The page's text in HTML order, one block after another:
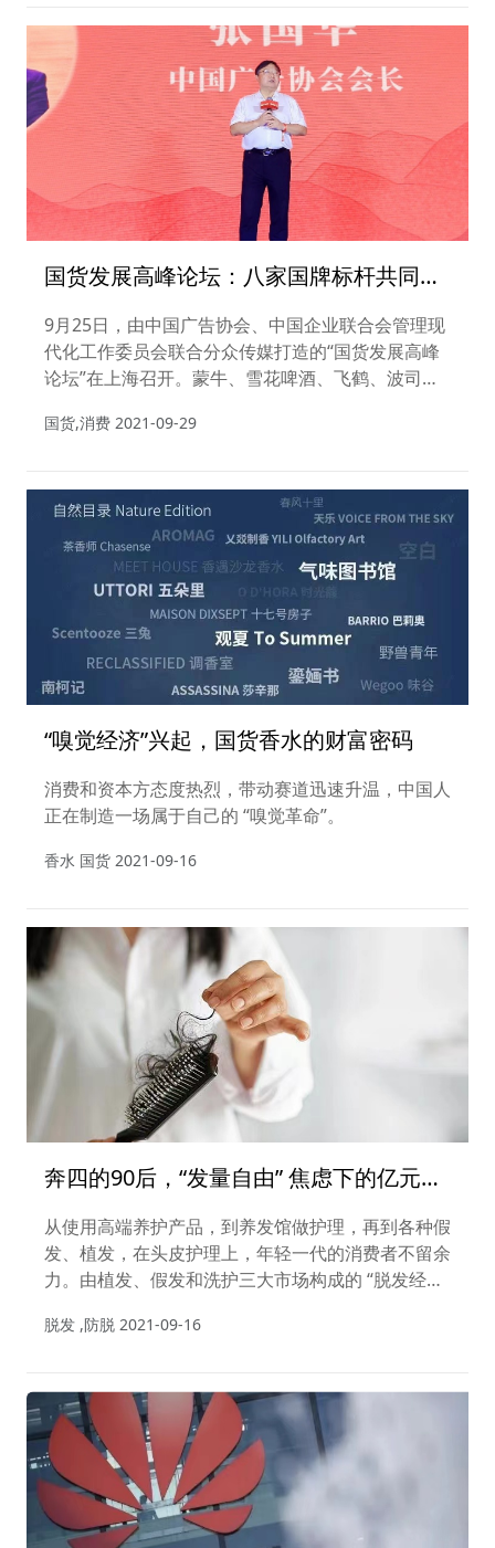
国货发展高峰论坛：八家国牌标杆共同揭
秘国牌崛起的中国方法
9月25日，由中国广告协会、中国企业联合会管理现
代化工作委员会联合分众传媒打造的“国货发展高峰
论坛”在上海召开。蒙牛、雪花啤酒、飞鹤、波司
代表品牌齐聚上海，向在场的数百位企业家及高管，
起，成就民族自豪。
国货,消费 2021-09-29
“嗅觉经济”兴起，国货香水的财富密码
消费和资本方态度热烈，带动赛道迅速升温，中国人
正在制造一场属于自己的 “嗅觉革命”。
香水 国货 2021-09-16
奔四的90后，“发量自由” 焦虑下的亿元商
机
从使用高端养护产品，到养发馆做护理，再到各种假
发、植发，在头皮护理上，年轻一代的消费者不留余
力。由植发、假发和洗护三大市场构成的 “脱发经
脱发 ,防脱 2021-09-16